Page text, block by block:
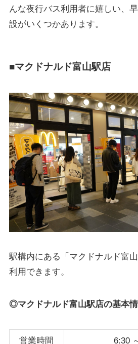
んな夜行バス利用者に嬉しい、
設がいくつかあります。
■マクドナルド富山駅店
駅構内にある「マクドナルド富
利用できます。
◎マクドナルド富山駅店の基本
営業時間 6:30